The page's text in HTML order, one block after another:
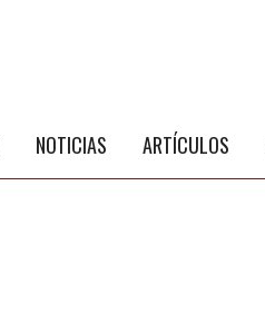
NOTICIAS ARTÍCULOS